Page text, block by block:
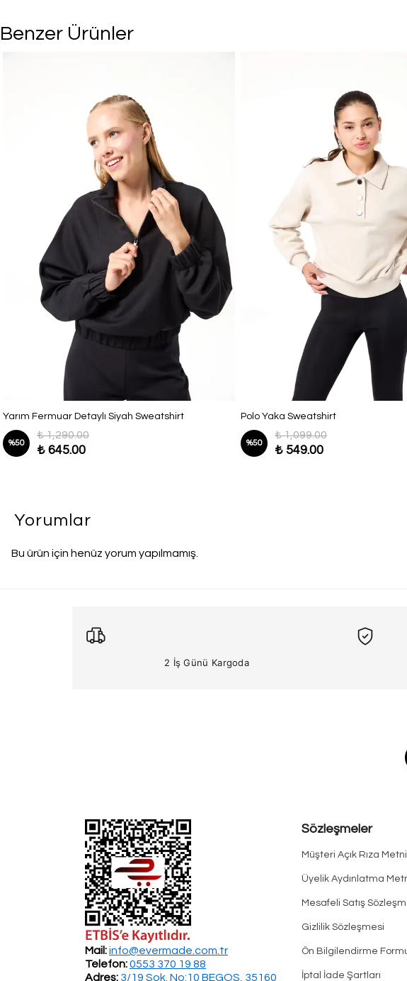
Benzer Ürünler
Yarım Fermuar Detaylı Siyah Sweatshirt
%50
₺ 1,290.00
₺ 645.00
Polo Yaka Sweatshirt
%50
₺ 1,099.00
₺ 549.00
Yorumlar
Bu ürün için henüz yorum yapılmamış.
2 İş Günü Kargoda
Sözleşmeler
Müşteri Açık Rıza Metni
Üyelik Aydınlatma
Mesafeli Satış
Gizlilik Sözleşmesi
Ön Bilgilendirme
İptal İade Şartları
Mail:info@evermade.com.tr
Telefon:0553 370 19 88
Adres: 3/19 Sok. No:10 BEGOS, 35160